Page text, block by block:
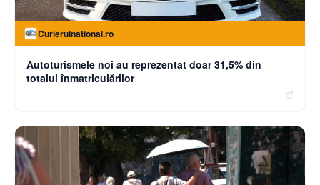
Curierulnational.ro
Autoturismele noi au reprezentat doar 31,5% din
totalul înmatriculărilor